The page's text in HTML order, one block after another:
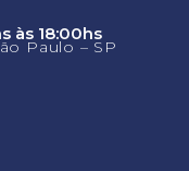
às 18:00hs
Paulo – SP